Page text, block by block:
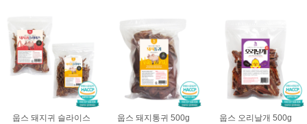
웁스 돼지귀 슬라이스
웁스 돼지통귀 500g
웁스 오리날개 500g